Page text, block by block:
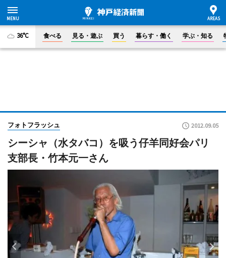
36°C 食べる 見る・遊ぶ 買う 暮らす・働く 学ぶ・知る
フォトフラッシュ 2012.09.05
シーシャ（水タバコ）を吸う仔羊同好会パリ
支部長・竹本元一さん